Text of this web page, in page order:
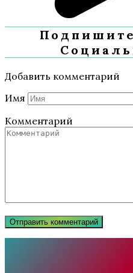
Добавить комментарий
Имя
Комментарий